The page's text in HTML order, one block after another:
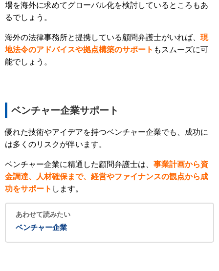
場を海外に求めてグローバル化を検討しているところもあ
るでしょう。
海外の法律事務所と提携している顧問弁護士がいれば、 現
地法令のアドバイスや拠点構築のサポート もスムーズに可
能でしょう。
ベンチャー企業サポート
優れた技術やアイデアを持つベンチャー企業でも、成功に
は多くのリスクが伴います。
ベンチャー企業に精通した顧問弁護士は、 事業計画から資
金調達、人材確保まで、経営やファイナンスの観点から成
功をサポート します。
あわせて読みたい
ベンチャー企業